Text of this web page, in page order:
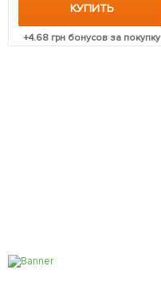
КУПИТЬ
+4.68 грн бонусов за покупку